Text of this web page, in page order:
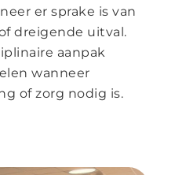
er sprake is van
dreigende uitval.
aanpak
wanneer
of zorg nodig is.